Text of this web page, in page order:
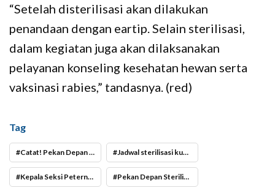
“Setelah disterilisasi akan dilakukan
penandaan dengan eartip. Selain sterilisasi,
dalam kegiatan juga akan dilaksanakan
pelayanan konseling kesehatan hewan serta
vaksinasi rabies,” tandasnya. (red)
Tag
Catat! Pekan Depan Sterilisasi Kucing Gratis di Palmerah Jadwal sterilisasi kucing gratis di Jakarta
Kepala Seksi Peternakan dan Kesehatan Hewan Suku Dinas KPKP Jakarta Barat Tanti Pekan Depan Sterilisasi Kucing Gratis di Palmerah